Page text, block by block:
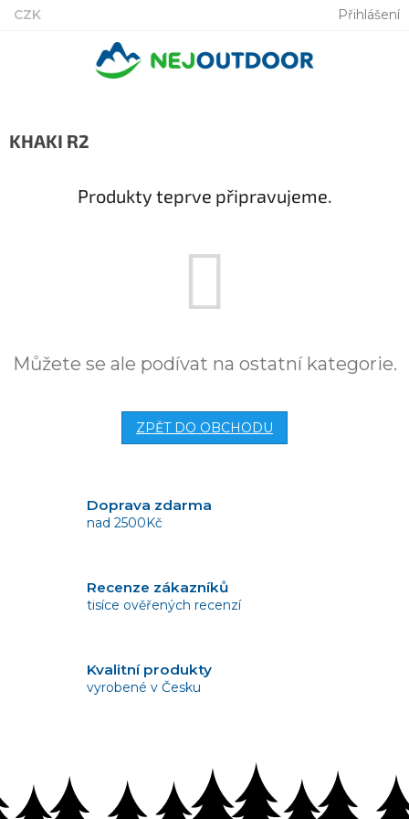
Přejít
CZK Přihlášení
KHAKI R2
Produkty teprve připravujeme.
Můžete se ale podívat na ostatní kategorie.
ZPĚT DO OBCHODU
Doprava zdarma
nad 2500Kč
Recenze zákazníků
tisíce ověřených recenzí
Kvalitní produkty
vyrobené v Česku
bez problémů do 14 dnů